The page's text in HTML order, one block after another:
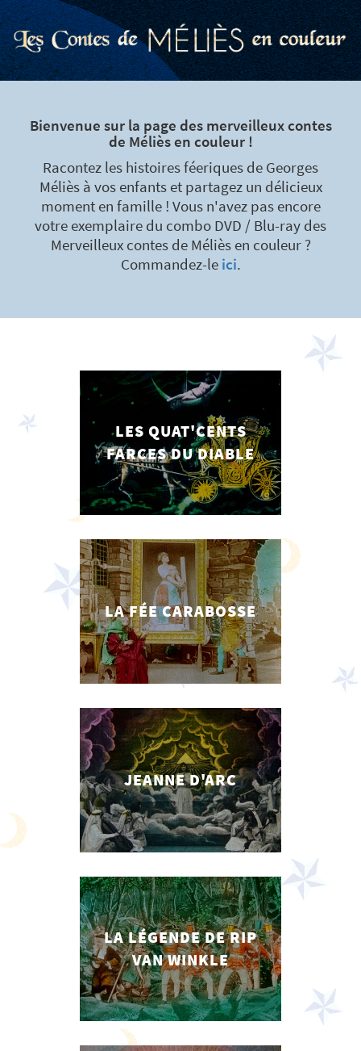
Bienvenue sur la page des merveilleux contes
de Méliès en couleur !
Racontez les histoires féeriques de Georges
Méliès à vos enfants et partagez un délicieux
moment en famille ! Vous n'avez pas encore
votre exemplaire du combo DVD / Blu-ray des
Merveilleux contes de Méliès en couleur ?
Commandez-le ici.
LES QUAT'CENTS
FARCES DU DIABLE
LA FÉE CARABOSSE
JEANNE D'ARC
LA LÉGENDE DE RIP
VAN WINKLE